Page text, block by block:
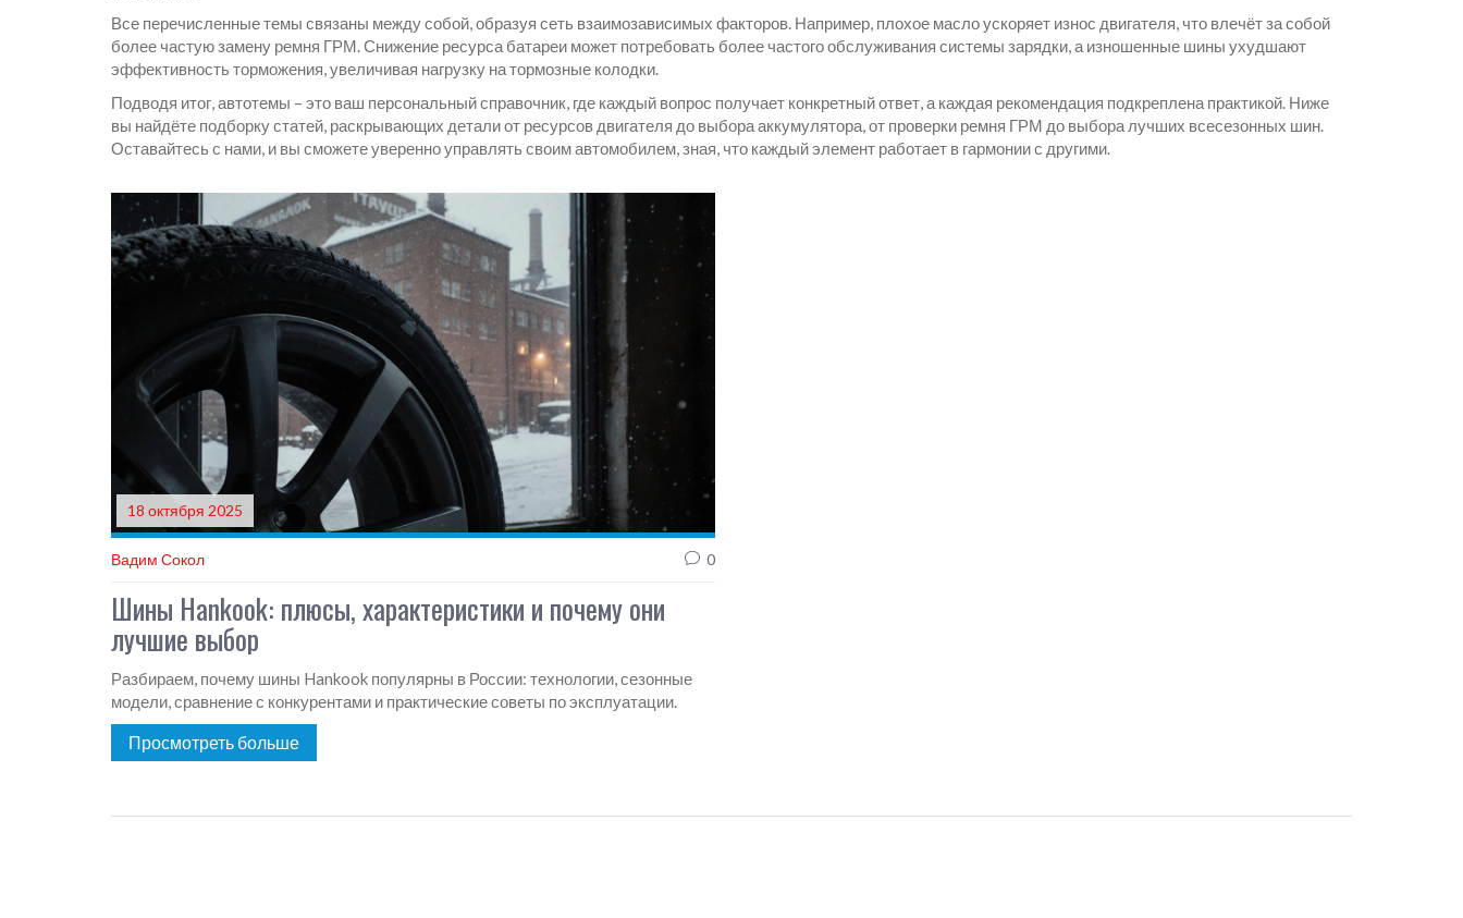
Все перечисленные темы связаны между собой, образуя сеть взаимозависимых факторов. Например, плохое масло ускоряет износ двигателя, что влечёт за собой
более частую замену ремня ГРМ. Снижение ресурса батареи может потребовать более частого обслуживания системы зарядки, а изношенные шины ухудшают
эффективность торможения, увеличивая нагрузку на тормозные колодки.
Подводя итог, автотемы – это ваш персональный справочник, где каждый вопрос получает конкретный ответ, а каждая рекомендация подкреплена практикой. Ниже
вы найдёте подборку статей, раскрывающих детали от ресурсов двигателя до выбора аккумулятора, от проверки ремня ГРМ до выбора лучших всесезонных шин.
Оставайтесь с нами, и вы сможете уверенно управлять своим автомобилем, зная, что каждый элемент работает в гармонии с другими.
18 октября 2025
Вадим Сокол 0
Шины Hankook: плюсы, характеристики и почему они
лучшие выбор
Разбираем, почему шины Hankook популярны в России: технологии, сезонные
модели, сравнение с конкурентами и практические советы по эксплуатации.
Просмотреть больше